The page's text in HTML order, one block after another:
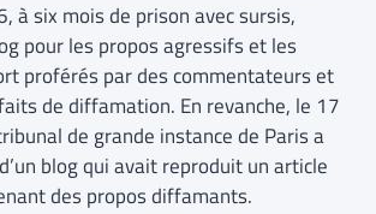
à six mois de prison avec sursis,
pour les propos agressifs et les
proférés par des commentateurs et
de diffamation. En revanche, le 17
de grande instance de Paris a
blog qui avait reproduit un article
des propos diffamants.